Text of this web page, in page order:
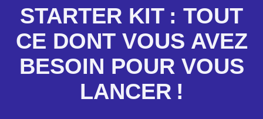
STARTER KIT : TOUT
CE DONT VOUS AVEZ
BESOIN POUR VOUS
LANCER !